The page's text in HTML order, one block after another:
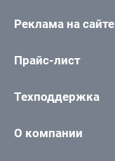
Реклама на сайте
Прайс-лист
Техподдержка
О компании